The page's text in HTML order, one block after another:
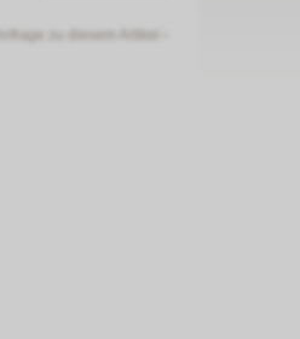
Anfrage zu diesem Artikel ›